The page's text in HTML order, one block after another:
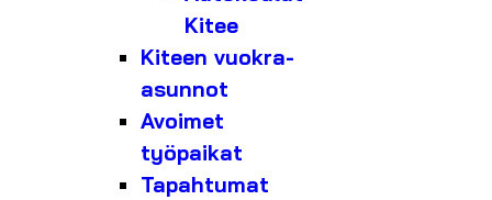
Kitee
Kiteen vuokra-
asunnot
Avoimet
työpaikat
Tapahtumat